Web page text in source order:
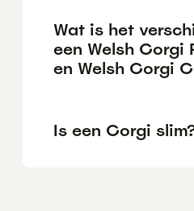
Wat is het
een Welsh Corgi
en Welsh Corgi
Is een Corgi